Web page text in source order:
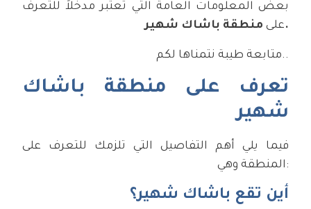
بعض المعلومات العامة التي تعتبر مدخلاً للتعرف
علىمنطقة باشاك شهير.
متابعة طيبة نتمناها لكم..
تعرف على منطقة باشاك
شهير
فيما يلي أهم التفاصيل التي تلزمك للتعرف على
المنطقة وهي:
أين تقع باشاك شهير؟